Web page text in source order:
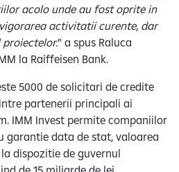
acolo unde au fost oprite in
activitatii curente, dar
” a spus Raluca
la Raiffeisen Bank.
5000 de solicitari de credite
partenerii principali ai
IMM Invest permite companiilor
garantie data de stat, valoarea
dispozitie de guvernul